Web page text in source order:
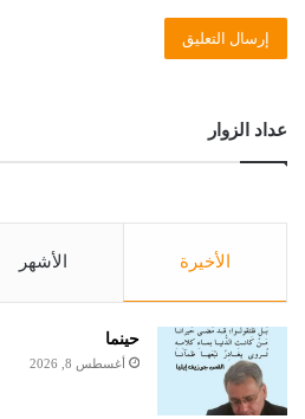
عداد الزوار
الأخيرة الأشهر
حينما
أغسطس 8, 2026